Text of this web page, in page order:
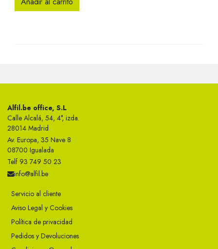
Alfil.be office, S.L
Calle Alcalá, 54, 4°, izda.
28014 Madrid
Av. Europa, 35 Nave 8
08700 Igualada
Telf 93 749 50 23
info@alfil.be
Servicio al cliente
Aviso Legal y Cookies
Política de privacidad
Pedidos y Devoluciones